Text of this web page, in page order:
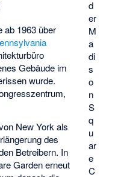
d
er
M
a
di
s
o
n
S
q
u
ar
e
C
ab 1963 über
Gebäude im
wurde.
New York als
des
Betreibern. In
Garden erneut